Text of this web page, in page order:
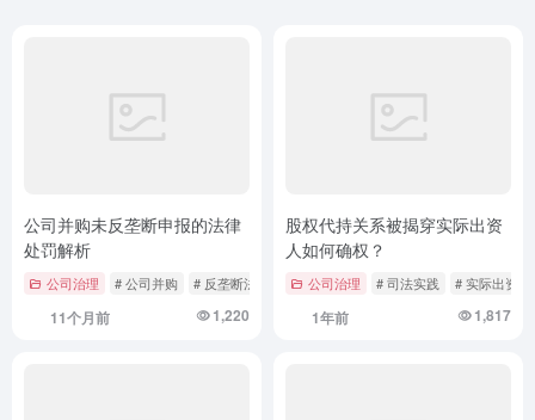
公司并购未反垄断申报的法律
处罚解析
公司治理 # 公司并购 # 反垄断法 # 市场监管
11个月前 1,220
股权代持关系被揭穿实际出资
人如何确权？
公司治理 # 司法实践 # 实际出资人
1年前 1,817